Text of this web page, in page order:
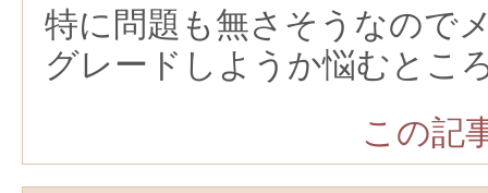
特に問題も無さそうなので
グレードしようか悩むとこ
この記